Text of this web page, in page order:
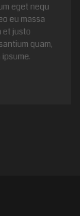
eget nequ
eu massa
et justo
quam,